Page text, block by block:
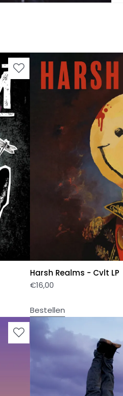
Harsh Realms - Cvlt LP
€16,00
Bestellen